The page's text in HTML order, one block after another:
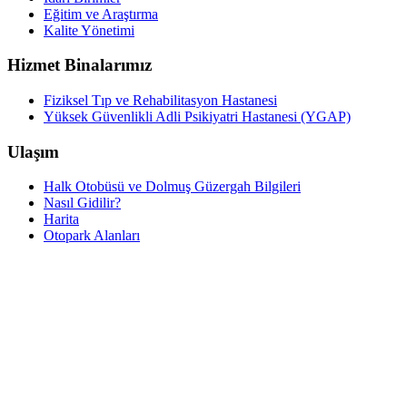
Eğitim ve Araştırma
Kalite Yönetimi
Hizmet Binalarımız
Fiziksel Tıp ve Rehabilitasyon Hastanesi
Yüksek Güvenlikli Adli Psikiyatri Hastanesi (YGAP)
Ulaşım
Halk Otobüsü ve Dolmuş Güzergah Bilgileri
Nasıl Gidilir?
Harita
Otopark Alanları